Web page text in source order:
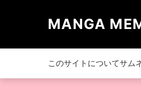
MANGA
このサイトについてサム